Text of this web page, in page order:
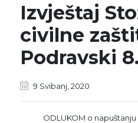
Izvještaj
civilne
Podravski
9 Svibanj, 2020
ODLUKOM o napuštanju